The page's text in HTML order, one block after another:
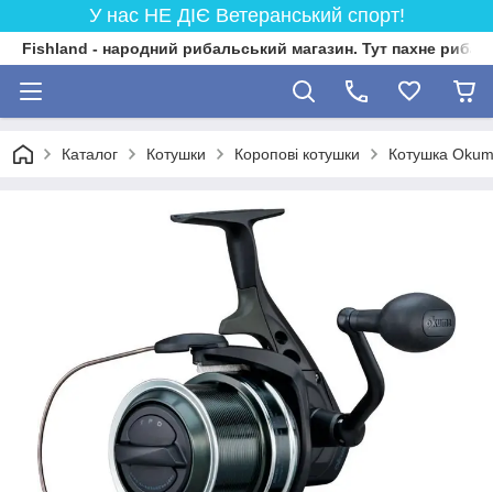
У нас НЕ ДІЄ Ветеранський спорт!
Fishland - народний рибальський магазин. Тут пахне
Каталог Котушки Коропові котушки Котушка